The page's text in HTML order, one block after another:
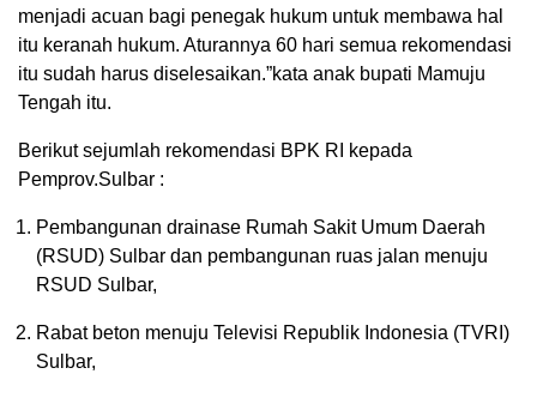
menjadi acuan bagi penegak hukum untuk membawa hal
itu keranah hukum. Aturannya 60 hari semua rekomendasi
itu sudah harus diselesaikan.”kata anak bupati Mamuju
Tengah itu.
Berikut sejumlah rekomendasi BPK RI kepada
Pemprov.Sulbar :
Pembangunan drainase Rumah Sakit Umum Daerah
(RSUD) Sulbar dan pembangunan ruas jalan menuju
RSUD Sulbar,
Rabat beton menuju Televisi Republik Indonesia (TVRI)
Sulbar,